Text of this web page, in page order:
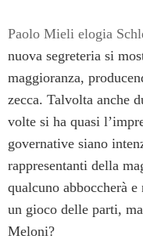
Paolo Mieli elogia
nuova segreteria si
maggioranza,
zecca. Talvolta anche
volte si ha quasi
governative siano
rappresentanti della
qualcuno abboccherà
un gioco delle parti,
Meloni?